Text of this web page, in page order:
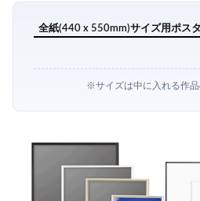
全紙(440 x 550mm)サイズ用ポス
※サイズは中に入れる作品